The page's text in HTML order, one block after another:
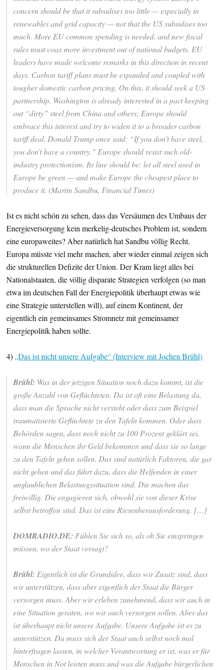
concern should be that it subsidises too little — especially in
renewables and grid capacity — not that the US subsidises too
much. More EU common spending is needed, and new fiscal
rules must coax more investment out of national budgets. EU
leaders have made welcome remarks in this direction in recent
days. Carbon tariff plans must be expanded and coupled with
tougher domestic carbon pricing. On this, it should seek a US
partnership. Washington is already interested in a pact keeping
out “dirty” steel from China and others; Europe should
embrace this interest and try to widen it to a broader carbon
tariff deal. Donald Trump once said: “If you don’t have steel,
you don’t have a country.” Europe should resist such old-
industry protectionism. Its line should be: let all steel used in
Europe be green — and make Europe the cheapest place to
produce it. (Martin Sandbu, Financial Times)
Ist es nicht schön zu sehen, dass das Versäumen des Umbaus der
Energieversorgung kein merkelig-deutsches Problem ist, sondern
eine europaweites? Aber natürlich hat Sandbu völlig Recht.
Europa müsste viel mehr machen, aber wieder einmal zeigen sich
die strukturellen Defizite der Union. Der Kram liegt alles bei
Nationalstaaten, die völlig disparate Strategien verfolgen (so man
etwa im deutschen Fall der Energiepolitik überhaupt etwas wie
eine Strategie unterstellen will), auf einem Kontinent, der
eigentlich ein gemeinsames Stromnetz mit gemeinsamer
Energiepolitik haben sollte.
4) „Das ist nicht unsere Aufgabe“ (Interview mit Jochen Brühl)
Brühl: Was in der jetzigen Situation noch dazu kommt, ist die
große Anzahl von Geflüchteten. Da ist oft eine Belastung da,
dass man die Sprache nicht versteht oder dass zum Beispiel
traumatisierte Geflüchtete zu den Tafeln kommen. Oder dass
Behörden sagen, dass noch nicht zu 100 Prozent geklärt sei,
wann die Menschen ihr Geld bekommen und dass sie so lange
zu den Tafeln gehen sollen. Das sind natürlich Faktoren, die gar
nicht gehen und das führt dazu, dass die Helfenden in einer
unglaublichen Belastungssituation sind. Die machen das
freiwillig. Die engagieren sich, obwohl sie von dieser Krise
selbst betroffen sind. Das ist eine Riesenherausforderung. […]
DOMRADIO.DE: Fühlen Sie sich so, als ob Sie einspringen
müssen, wo der Staat versagt?
Brühl: Eigentlich ist die Grundidee, dass wir Zusatz sind, dass
wir unterstützen, dass aber eigentlich der Staat die Bürger
versorgen muss. Aber wir erleben zunehmend, dass wir auch in
eine Situation geraten, wo wir auch versorgen sollen. Aber das
ist überhaupt nicht unsere Aufgabe. Unsere Aufgabe ist es zu
unterstützen. Da muss sich der Staat auch selbst noch mal
hinterfragen lassen, in welcher Verantwortung er ist, was er für
Menschen in Not leisten muss und was die Aufgabe bürgerlichen